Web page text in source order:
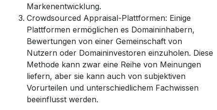
Markenentwicklung.
Crowdsourced Appraisal-Plattformen: Einige
Plattformen ermöglichen es Domaininhabern,
Bewertungen von einer Gemeinschaft von
Nutzern oder Domaininvestoren einzuholen. Diese
Methode kann zwar eine Reihe von Meinungen
liefern, aber sie kann auch von subjektiven
Vorurteilen und unterschiedlichem Fachwissen
beeinflusst werden.